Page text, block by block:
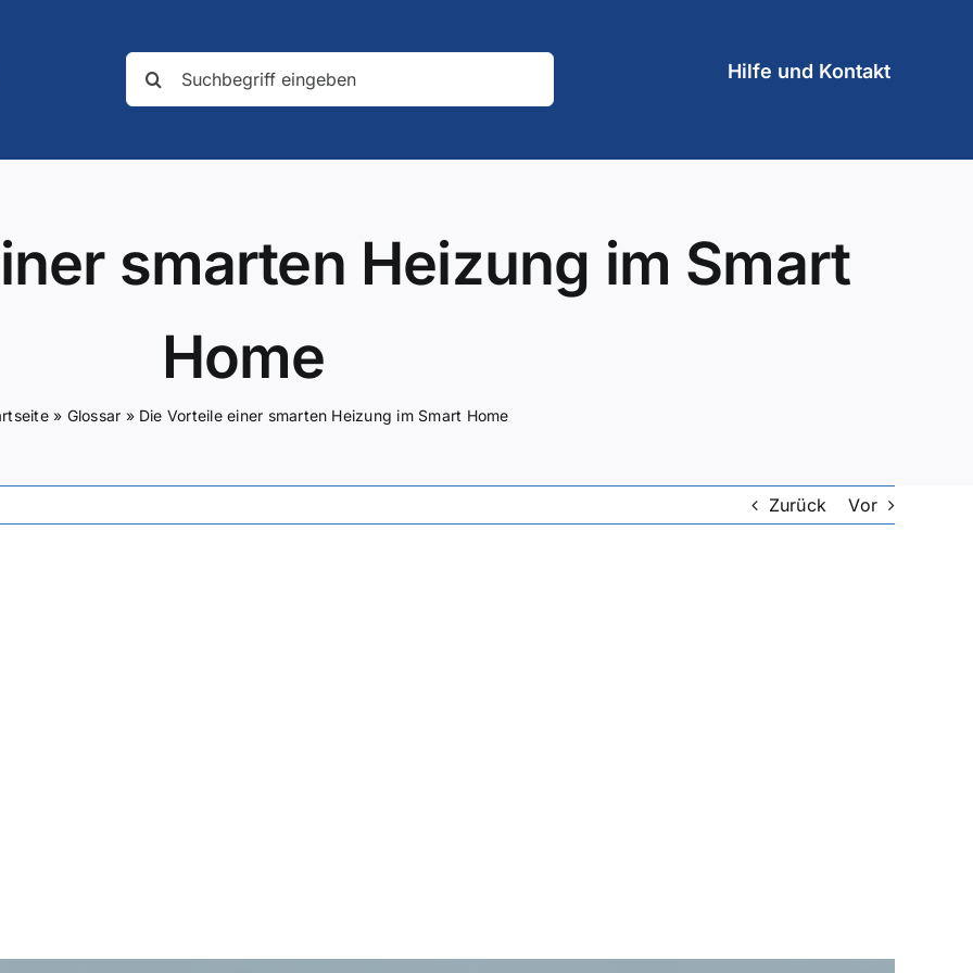
Suche
nach:
Hilfe und Kontakt
smarten Heizung im Smart
Home
» Glossar » Die Vorteile einer smarten Heizung im Smart Home
Zurück Vor